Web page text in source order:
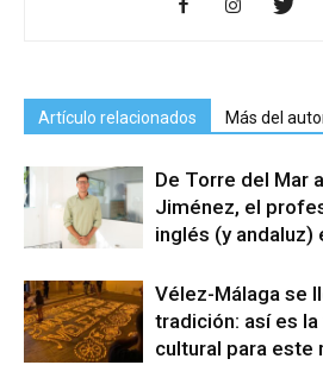
Artículo relacionados Más del
De Torre del Mar
Jiménez, el
inglés (y andaluz)
Vélez-Málaga se
tradición: así es
cultural para este